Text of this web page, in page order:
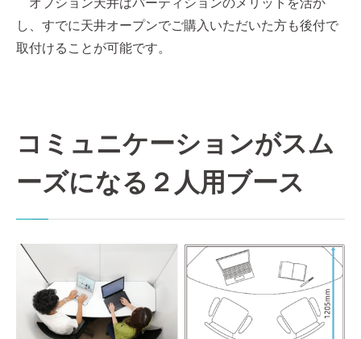
オプション天井はパーティションのメリットを活か
し、すでに天井オープンでご購入いただいた方も後付で
取付けることが可能です。
コミュニケーションがスム
ーズになる２人用ブース